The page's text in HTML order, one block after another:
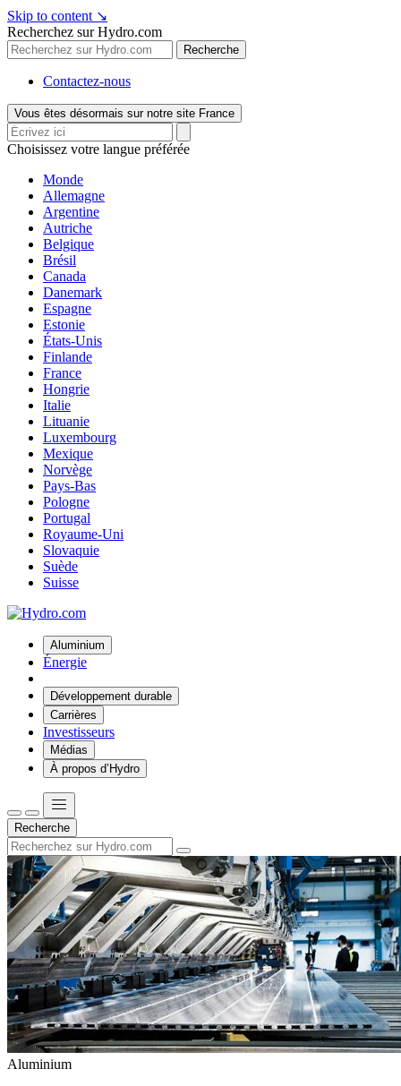
Skip to content ↘
Recherchez sur Hydro.com
Recherche
Contactez-nous
Vous êtes désormais sur notre site France
Choisissez votre langue préférée
Monde
Allemagne
Argentine
Autriche
Belgique
Brésil
Canada
Danemark
Espagne
Estonie
États-Unis
Finlande
France
Hongrie
Italie
Lituanie
Luxembourg
Mexique
Norvège
Pays-Bas
Pologne
Portugal
Royaume-Uni
Slovaquie
Suède
Suisse
Aluminium
Énergie
Développement durable
Carrières
Investisseurs
Médias
À propos d’Hydro
Recherche
Aluminium